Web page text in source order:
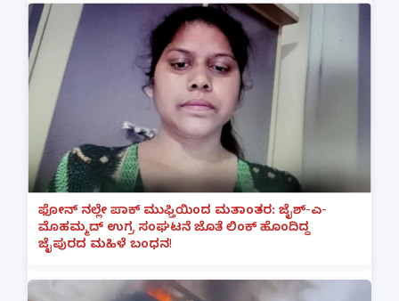
ಫೋನ್ ನಲ್ಲೇ ಪಾಕ್ ಮುಫ್ತಿಯಿಂದ ಮತಾಂತರ: ಜೈಶ್-ಎ-
ಮೊಹಮ್ಮದ್ ಉಗ್ರ ಸಂಘಟನೆ ಜೊತೆ ಲಿಂಕ್ ಹೊಂದಿದ್ದ
ಜೈಪುರದ ಮಹಿಳೆ ಬಂಧನ!